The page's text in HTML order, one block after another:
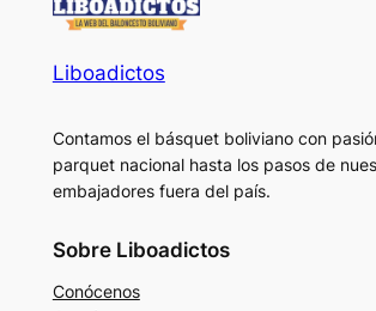
Liboadictos
Contamos el básquet boliviano con
parquet nacional hasta los pasos de
embajadores fuera del país.
Sobre Liboadictos
Conócenos